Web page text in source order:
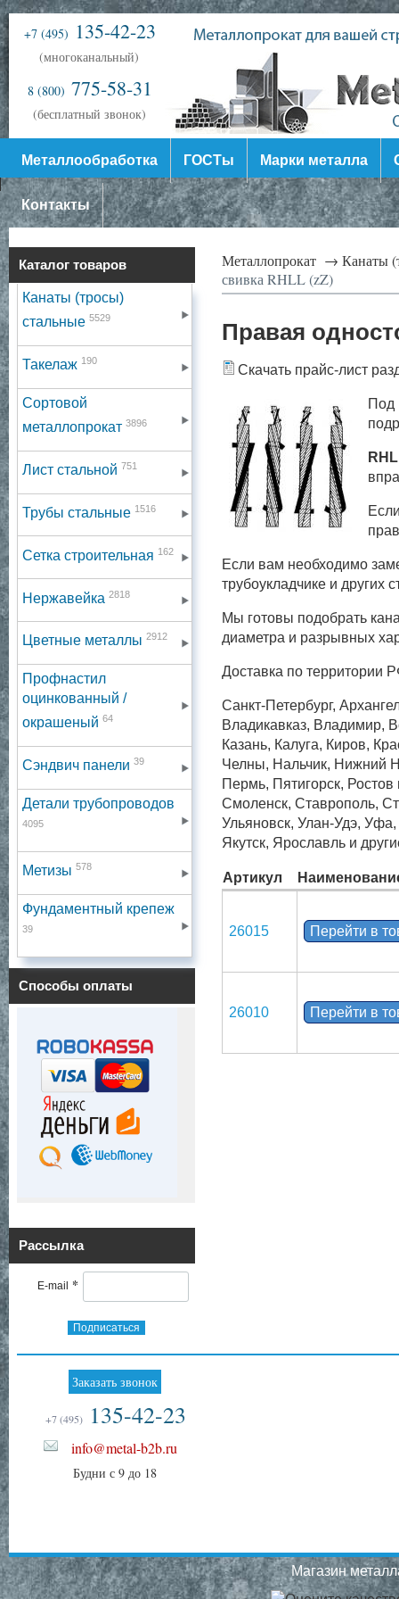
+7 (495) 135-42-23
(многоканальный)
8 (800) 775-58-31
(бесплатный звонок)
Металлообработка ГОСТы Марки металла
Контакты
Каталог товаров
Канаты (тросы)
стальные 5529
Такелаж 190
Сортовой
металлопрокат 3896
Лист стальной 751
Трубы стальные 1516
Сетка строительная 162
Нержавейка 2818
Цветные металлы 2912
Профнастил
оцинкованный /
окрашеный 64
Сэндвич панели 39
Детали трубопроводов
4095
Метизы 578
Фундаментный крепеж
39
Способы оплаты
Рассылка
E-mail *
Подписаться
Металлопрокат → Канаты
свивка RHLL (zZ)
Правая
Скачать прайс-лист
Под
Если вам необходимо
трубоукладчике и других
Мы готовы подобрать
диаметра и разрывных
Доставка по территории
Санкт-Петербург,
Владикавказ, Владимир,
Казань, Калуга, Киров,
Челны, Нальчик, Нижний
Пермь, Пятигорск,
Смоленск, Ставрополь,
Ульяновск, Улан-Удэ,
Якутск, Ярославль и
Артикул
26015 Перейти в
26010 Перейти в
Заказать звонок
+7 (495) 135-42-23
info@metal-b2b.ru
Будни с 9 до 18
Магазин